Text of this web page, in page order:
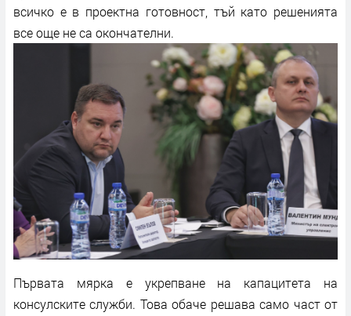
всичко е в проектна готовност, тъй като решенията
все още не са окончателни.
Първата мярка е укрепване на капацитета на
консулските служби. Това обаче решава само част от